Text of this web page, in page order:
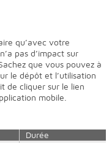
qu’avec votre
pas d’impact sur
que vous pouvez à
le dépôt et l’utilisation
de cliquer sur le lien
mobile.
Durée